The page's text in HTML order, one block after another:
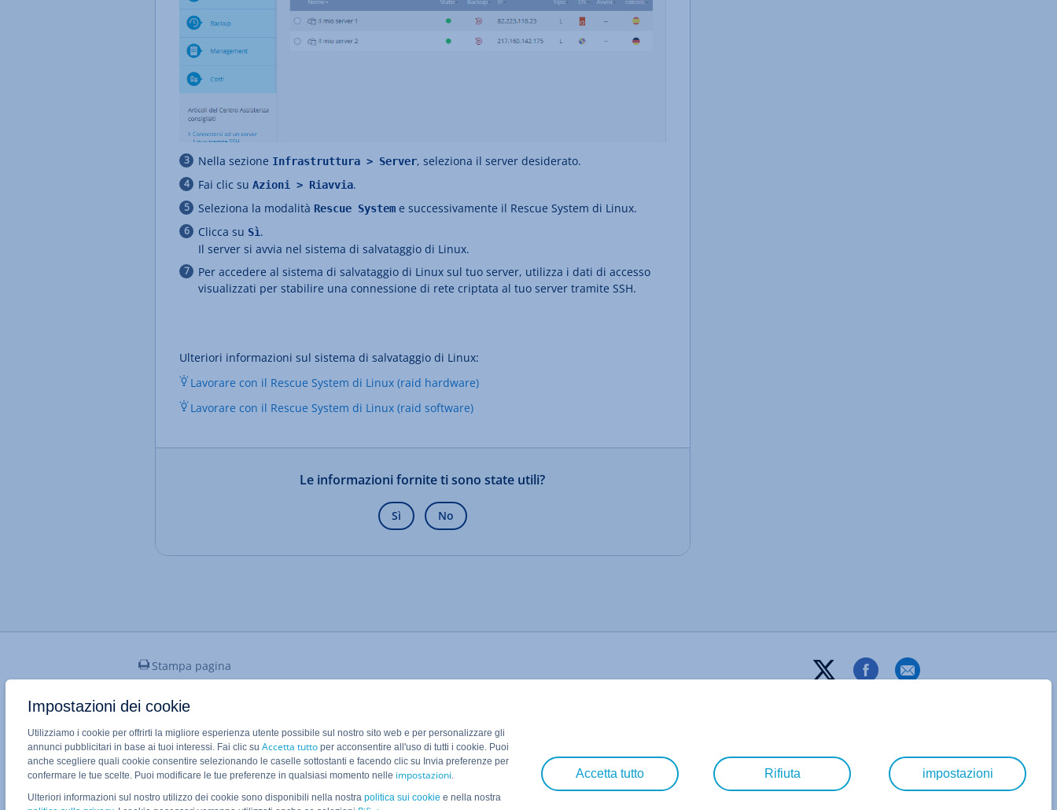
Nella sezione Infrastruttura > Server, seleziona il server desiderato.
Fai clic su Azioni > Riavvia.
Seleziona la modalità Rescue System e successivamente il Rescue System di Linux.
Clicca su Sì.
Il server si avvia nel sistema di salvataggio di Linux.
Per accedere al sistema di salvataggio di Linux sul tuo server, utilizza i dati di accesso
visualizzati per stabilire una connessione di rete criptata al tuo server tramite SSH.
Ulteriori informazioni sul sistema di salvataggio di Linux:
Lavorare con il Rescue System di Linux (raid hardware)
Lavorare con il Rescue System di Linux (raid software)
Le informazioni fornite ti sono state utili?
Sì No
Stampa pagina
Applicazione Mobile IONOS
Impostazioni dei cookie
Utilizziamo i cookie per offrirti la migliore esperienza utente possibile sul nostro sito web e per personalizzare gli
annunci pubblicitari in base ai tuoi interessi. Fai clic su Accetta tuttoper acconsentire all'uso di tutti i cookie. Puoi
anche scegliere quali cookie consentire selezionando le caselle sottostanti e facendo clic su Invia preferenze per
confermare le tue scelte. Puoi modificare le tue preferenze in qualsiasi momento nelle impostazioni.
Ulteriori informazioni sul nostro utilizzo dei cookie sono disponibili nella nostra politica sui cookie e nella nostra
Accetta tutto Rifiuta impostazioni